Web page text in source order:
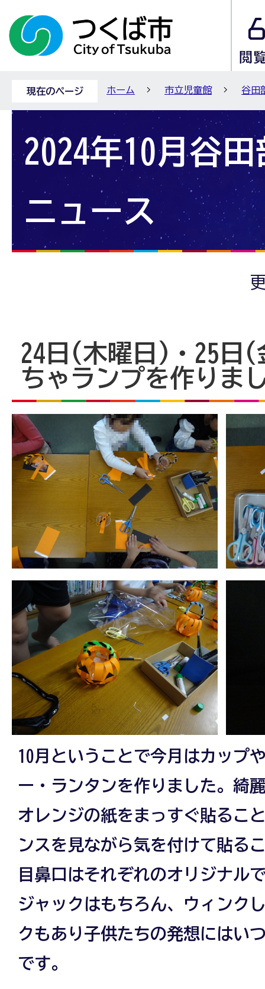
現在のページ ホーム 市立児童館 谷田
2024年10月谷
ニュース
24日(木曜日)・25日
ちゃランプを作りま
10月ということで今月はカップ
ー・ランタンを作りました。綺
オレンジの紙をまっすぐ貼るこ
ンスを見ながら気を付けて貼る
目鼻口はそれぞれのオリジナル
ジャックはもちろん、ウィンク
クもあり子供たちの発想にはい
です。